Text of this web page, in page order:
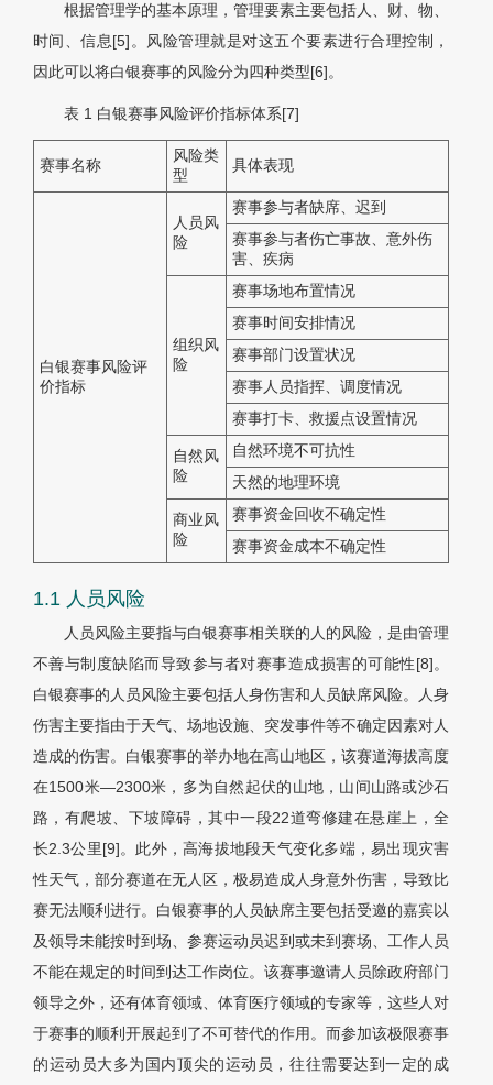
根据管理学的基本原理，管理要素主要包括人、财、物、
时间、信息[5]。风险管理就是对这五个要素进行合理控制，
因此可以将白银赛事的风险分为四种类型[6]。
表 1 白银赛事风险评价指标体系[7]
赛事名称
风险类
型
具体表现
白银赛事风险评
价指标
人员风
险
赛事参与者缺席、迟到
赛事参与者伤亡事故、意外伤
害、疾病
组织风
险
赛事场地布置情况
赛事时间安排情况
赛事部门设置状况
赛事人员指挥、调度情况
赛事打卡、救援点设置情况
自然风
险
自然环境不可抗性
天然的地理环境
商业风
险
赛事资金回收不确定性
赛事资金成本不确定性
1.1 人员风险
人员风险主要指与白银赛事相关联的人的风险，是由管理
不善与制度缺陷而导致参与者对赛事造成损害的可能性[8]。
白银赛事的人员风险主要包括人身伤害和人员缺席风险。人身
伤害主要指由于天气、场地设施、突发事件等不确定因素对人
造成的伤害。白银赛事的举办地在高山地区，该赛道海拔高度
在1500米—2300米，多为自然起伏的山地，山间山路或沙石
路，有爬坡、下坡障碍，其中一段22道弯修建在悬崖上，全
长2.3公里[9]。此外，高海拔地段天气变化多端，易出现灾害
性天气，部分赛道在无人区，极易造成人身意外伤害，导致比
赛无法顺利进行。白银赛事的人员缺席主要包括受邀的嘉宾以
及领导未能按时到场、参赛运动员迟到或未到赛场、工作人员
不能在规定的时间到达工作岗位。该赛事邀请人员除政府部门
领导之外，还有体育领域、体育医疗领域的专家等，这些人对
于赛事的顺利开展起到了不可替代的作用。而参加该极限赛事
的运动员大多为国内顶尖的运动员，往往需要达到一定的成